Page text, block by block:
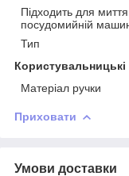
Підходить для
посудомийній
Тип
Користувальницькі
Матеріал ручки
Приховати
Умови доставки